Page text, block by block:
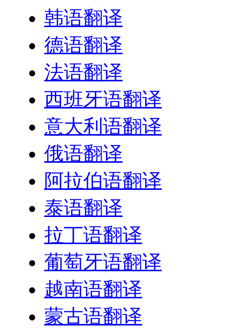
韩语翻译
德语翻译
法语翻译
西班牙语翻译
意大利语翻译
俄语翻译
阿拉伯语翻译
泰语翻译
拉丁语翻译
葡萄牙语翻译
越南语翻译
蒙古语翻译